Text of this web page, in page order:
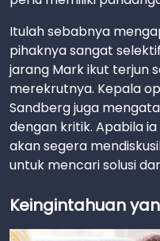
Itulah sebabnya
pihaknya sangat
jarang Mark ikut terjun
merekrutnya. Kepala
Sandberg juga
dengan kritik. Apabila
akan segera
untuk mencari solusi
Keingintahuan